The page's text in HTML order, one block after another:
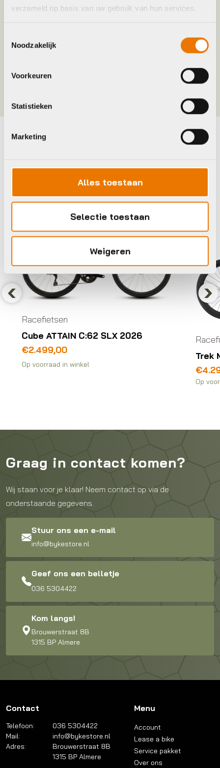
verzameld op basis van uw gebruik van hun services.
Noodzakelijk
Voorkeuren
Statistieken
Marketing
Alles toestaan
Selectie toestaan
Weigeren
Merk crankset SRAM
Previous
Racefietsen
Cube ATTAIN C:62 SLX 2026
€2.499,00
Op voorraad in winkel
Trek
Trek
prijs
€
prijs
Op
Graag in contact komen?
Wij staan voor je klaar! Neem contact op via de
onderstaande gegevens.
Stuur ons een e-mail
info@bykestore.nl
Geef ons een belletje
036 5304422
Kom langs!
Brouwerstraat 8B
1315 BP Almere
Contact
Telefoon:
036 5304422
Mail:
info@bykestore.nl
Adres:
Brouwerstraat 8B
1315 BP Almere
Menu
Account
Lease a bike
Service pakket
Over ons